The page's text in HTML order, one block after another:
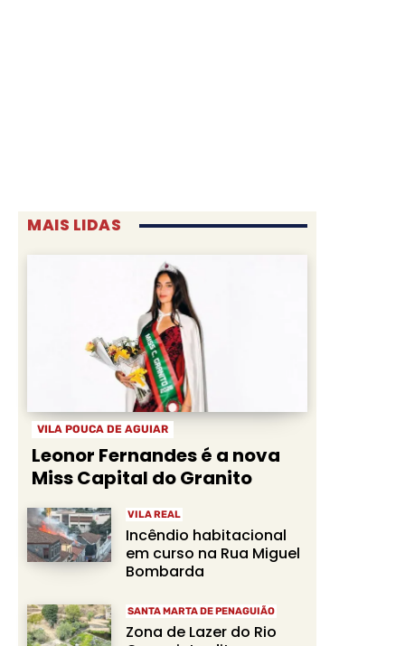
MAIS LIDAS
VILA POUCA DE AGUIAR
Leonor Fernandes é a nova
Miss Capital do Granito
VILA REAL
Incêndio habitacional
em curso na Rua Miguel
Bombarda
SANTA MARTA DE PENAGUIÃO
Zona de Lazer do Rio